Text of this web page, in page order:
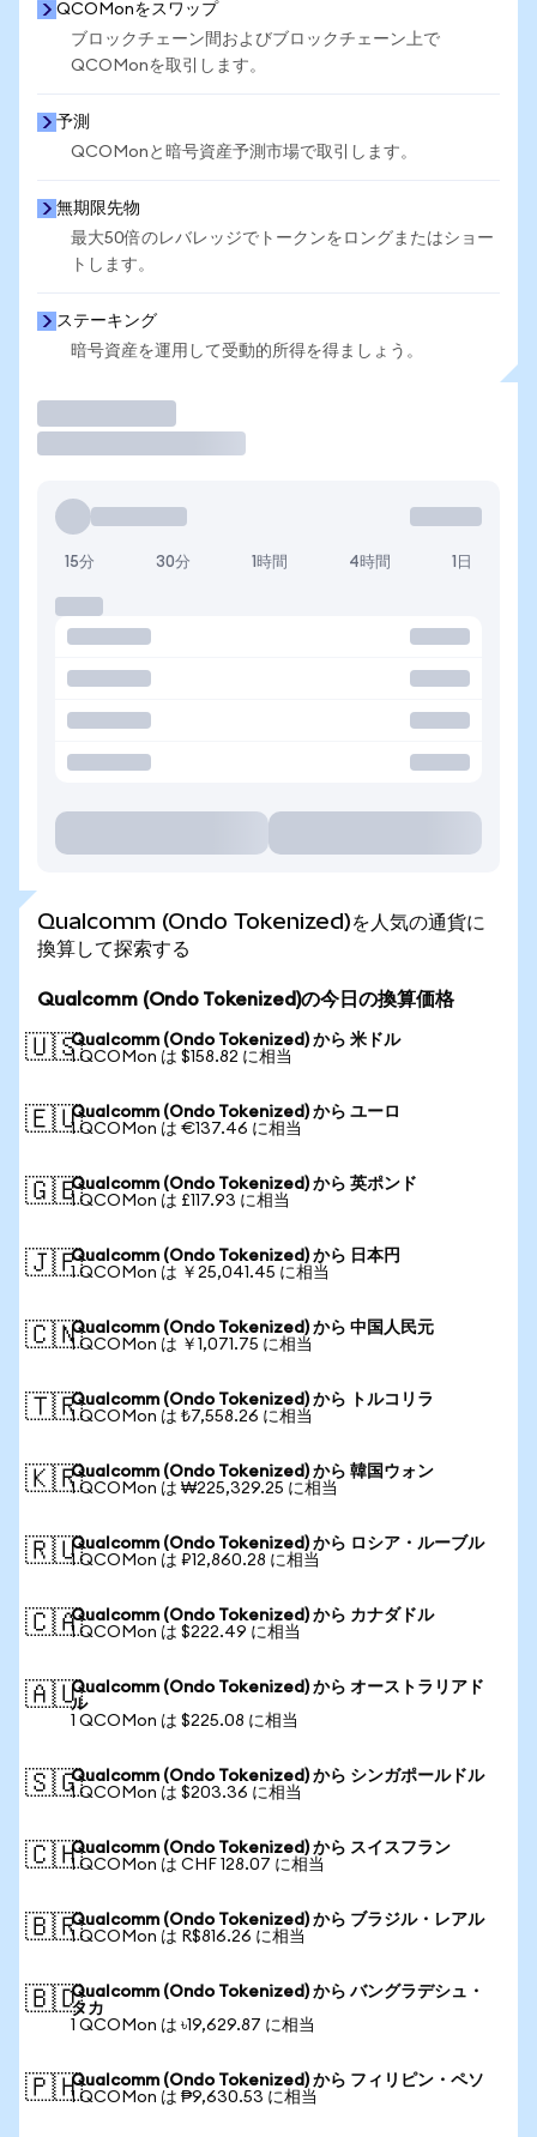
QCOMonをスワップ
ブロックチェーン間およびブロックチェーン上で
QCOMonを取引します。
予測
QCOMonと暗号資産予測市場で取引します。
無期限先物
最大50倍のレバレッジでトークンをロングまたはショー
トします。
ステーキング
暗号資産を運用して受動的所得を得ましょう。
15分 30分 1時間 4時間 1日
Qualcomm (Ondo Tokenized)を人気の通貨に
換算して探索する
Qualcomm (Ondo Tokenized)の今日の換算価格
🇺🇸Qualcomm (Ondo Tokenized) から 米ドル
1 QCOMon は $158.82 に相当
🇪🇺Qualcomm (Ondo Tokenized) から ユーロ
1 QCOMon は €137.46 に相当
🇬🇧Qualcomm (Ondo Tokenized) から 英ポンド
1 QCOMon は £117.93 に相当
🇯🇵Qualcomm (Ondo Tokenized) から 日本円
1 QCOMon は ￥25,041.45 に相当
🇨🇳Qualcomm (Ondo Tokenized) から 中国人民元
1 QCOMon は ￥1,071.75 に相当
🇹🇷Qualcomm (Ondo Tokenized) から トルコリラ
1 QCOMon は ₺7,558.26 に相当
🇰🇷Qualcomm (Ondo Tokenized) から 韓国ウォン
1 QCOMon は ₩225,329.25 に相当
🇷🇺Qualcomm (Ondo Tokenized) から ロシア・ルーブル
1 QCOMon は ₽12,860.28 に相当
🇨🇦Qualcomm (Ondo Tokenized) から カナダドル
1 QCOMon は $222.49 に相当
🇦🇺Qualcomm (Ondo Tokenized) から オーストラリアド
ル
1 QCOMon は $225.08 に相当
🇸🇬Qualcomm (Ondo Tokenized) から シンガポールドル
1 QCOMon は $203.36 に相当
🇨🇭Qualcomm (Ondo Tokenized) から スイスフラン
1 QCOMon は CHF 128.07 に相当
🇧🇷Qualcomm (Ondo Tokenized) から ブラジル・レアル
1 QCOMon は R$816.26 に相当
🇧🇩Qualcomm (Ondo Tokenized) から バングラデシュ・
タカ
1 QCOMon は ৳19,629.87 に相当
🇵🇭Qualcomm (Ondo Tokenized) から フィリピン・ペソ
1 QCOMon は ₱9,630.53 に相当